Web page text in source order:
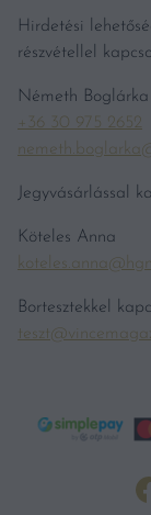
Hirdetési
részvétellel
Németh Boglárka
+36 30 975 2652
Jegyvásárlással
Köteles Anna
Bortesztekkel